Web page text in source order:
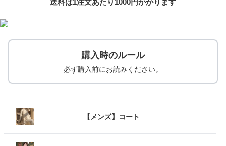
送料は1注文あたり 1000円かかります
購入時のルール
必ず購入前にお読みください。
【メンズ】コート